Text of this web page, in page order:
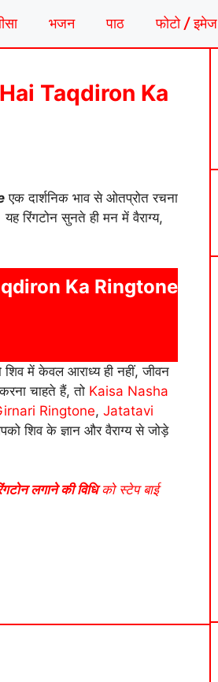
भजन पाठ फोटो / इमेज
Taqdiron Ka
एक दार्शनिक भाव से ओतप्रोत रचना
रिंगटोन सुनते ही मन में वैराग्य,
Ka Ringtone
में केवल आराध्य ही नहीं, जीवन
चाहते हैं, तो Kaisa Nasha
Ringtone, Jatatavi
शिव के ज्ञान और वैराग्य से जोड़े
लगाने की विधिको स्टेप बाई